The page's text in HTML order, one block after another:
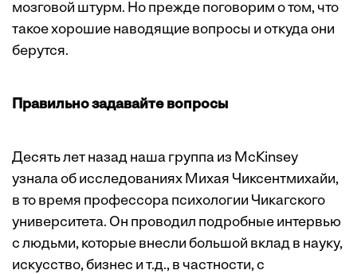
мозговой штурм. Но прежде поговорим о том, что
такое хорошие наводящие вопросы и откуда они
берутся.
Правильно задавайте вопросы
Десять лет назад наша группа из McKinsey
узнала об исследованиях Михая Чиксентмихайи,
в то время профессора психологии Чикагского
университета. Он проводил подробные интервью
с людьми, которые внесли большой вклад в науку,
искусство, бизнес и т.д., в частности, с